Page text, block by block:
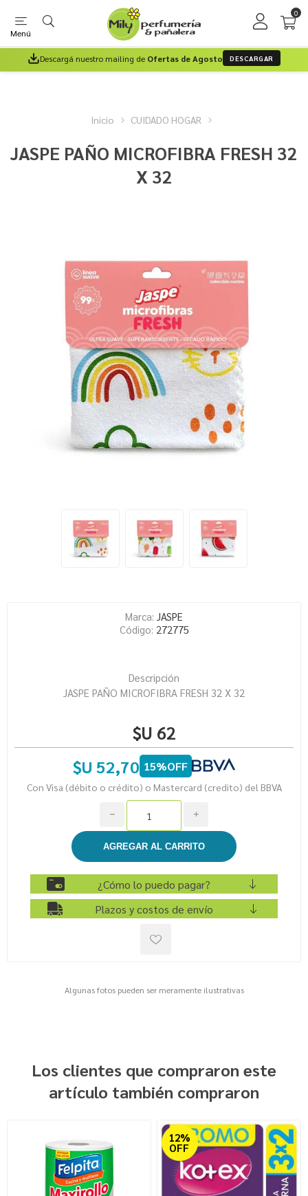
Menú
0
Descargá nuestro mailing de Ofertas de Agosto DESCARGAR
Inicio CUIDADO HOGAR
JASPE PAÑO MICROFIBRA FRESH 32
X 32
Marca: JASPE
Código: 272775
Descripción
JASPE PAÑO MICROFIBRA FRESH 32 X 32
$U 62
$U 52,70 15%OFF
Con Visa (débito o crédito) o Mastercard (credito) del BBVA
i
h
¿Cómo lo puedo pagar?
Plazos y costos de envío
Algunas fotos pueden ser meramente ilustrativas
Los clientes que compraron este
artículo también compraron
12%
OFF